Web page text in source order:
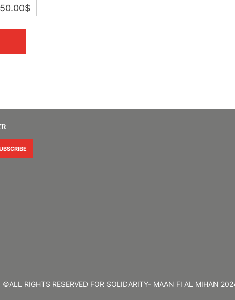
50.00$
©ALL RIGHTS RESERVED FOR SOLIDARITY- MAAN FI AL MIHAN